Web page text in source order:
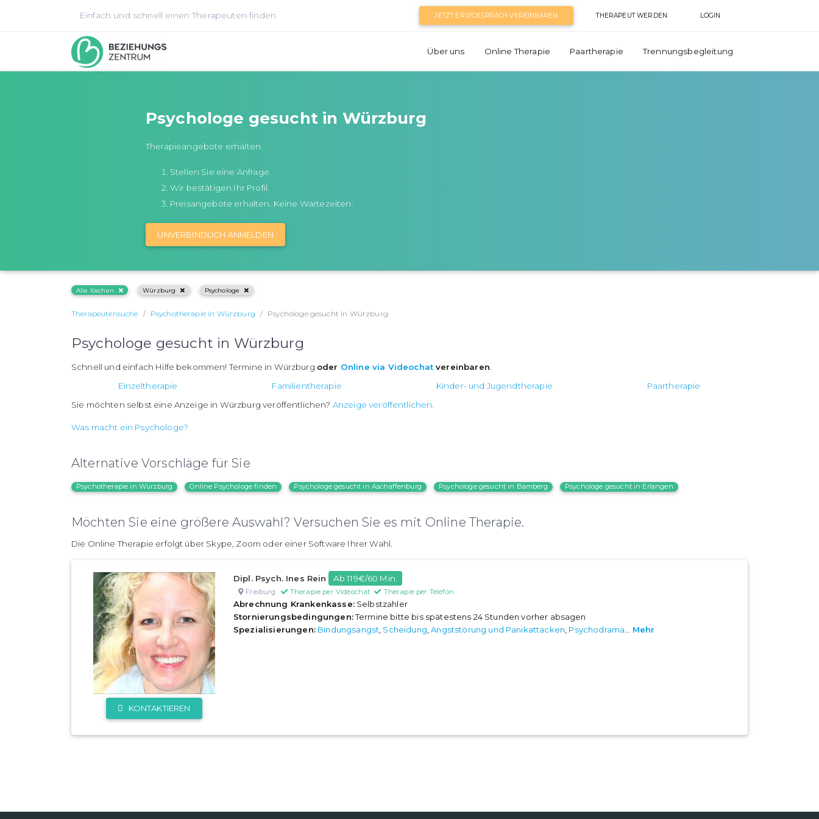
Einfach und schnell einen Therapeuten finden JETZT ERSTGESPRÄCH VEREINBAREN THERAPEUT WERDEN LOGIN
Über uns Online Therapie Paartherapie Trennungsbegleitung
Psychologe gesucht in Würzburg
Therapieangebote erhalten.
Stellen Sie eine Anfrage.
Wir bestätigen Ihr Profil.
Preisangebote erhalten. Keine Wartezeiten.
UNVERBINDLICH ANMELDEN
Alle löschen Würzburg Psychologe
Therapeutensuche Psychotherapie in Würzburg Psychologe gesucht in Würzburg
Psychologe gesucht in Würzburg
Schnell und einfach Hilfe bekommen! Termine in Würzburg oder Online via Videochatvereinbaren.
Einzeltherapie
Familientherapie Kinder- und Jugendtherapie
Paartherapie
Sie möchten selbst eine Anzeige in Würzburg veröffentlichen? Anzeige veröffentlichen.
Was macht ein Psychologe?
Alternative Vorschläge für Sie
Psychotherapie in Würzburg Online Psychologe finden Psychologe gesucht in Aschaffenburg Psychologe gesucht in Bamberg Psychologe gesucht in Erlangen
Möchten Sie eine größere Auswahl? Versuchen Sie es mit Online Therapie.
Die Online Therapie erfolgt über Skype, Zoom oder einer Software Ihrer Wahl.
KONTAKTIEREN
Dipl. Psych. Ines Rein Ab 119€/60 Min.
Freiburg Therapie per Videochat Therapie per Telefon
Abrechnung Krankenkasse:Selbstzahler
Stornierungsbedingungen:Termine bitte bis spätestens 24 Stunden vorher absagen
Spezialisierungen: Bindungsangst, Scheidung,Angststörung und Panikattacken, Psychodrama... Mehr